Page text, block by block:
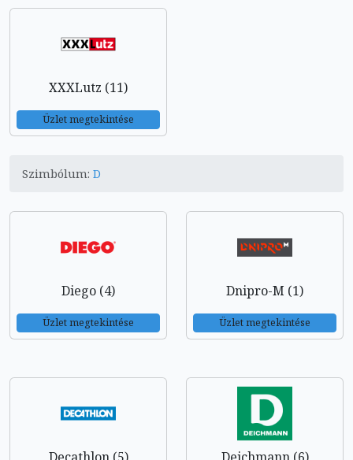
XXXLutz (11)
Üzlet megtekintése
Szimbólum: D
Diego (4)
Üzlet megtekintése
Dnipro-M (1)
Üzlet megtekintése